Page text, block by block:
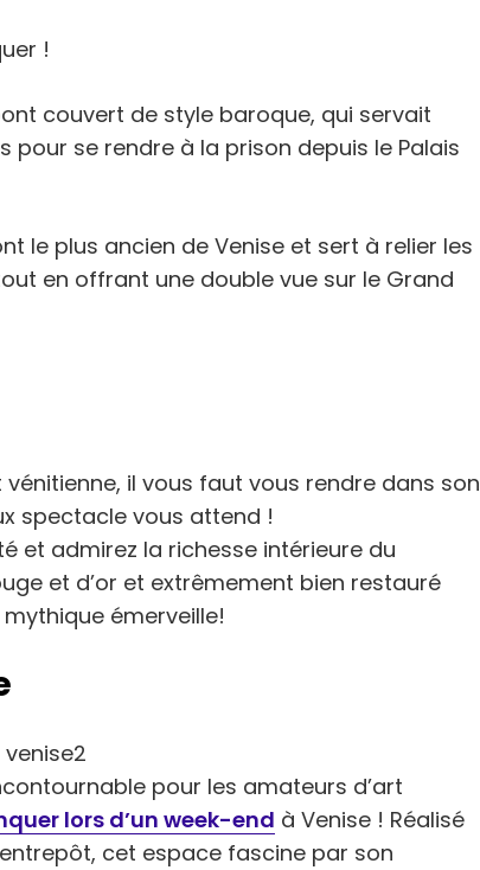
!
couvert de style baroque, qui servait
se rendre à la prison depuis le Palais
le plus ancien de Venise et sert à relier les
en offrant une double vue sur le Grand
il vous faut vous rendre dans son
spectacle vous attend !
et admirez la richesse intérieure du
et d’or et extrêmement bien restauré
mythique émerveille!
pour les amateurs d’art
lors d’un week-end à Venise ! Réalisé
cet espace fascine par son